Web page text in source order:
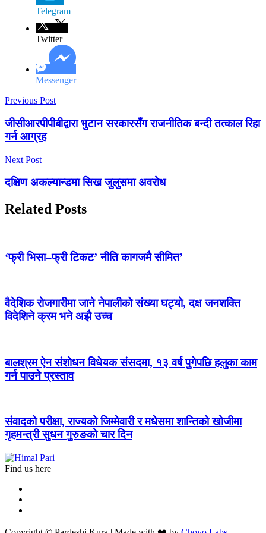
Telegram
Twitter
Messenger
Previous Post
जीसीआरपीपीबीद्वारा भुटान सरकारसँग राजनीतिक बन्दी तत्काल रिहा
गर्न आग्रह
Next Post
दक्षिण अकल्यान्डमा सिख जुलुसमा अवरोध
Related Posts
‘फ्री भिसा–फ्री टिकट’ नीति कागजमै सीमित’
वैदेशिक रोजगारीमा जाने नेपालीको संख्या घट्यो, दक्ष जनशक्ति
विदेशिने क्रम भने अझै उच्च
बालश्रम ऐन संशोधन विधेयक संसदमा, १३ वर्ष पुगेपछि हलुका काम
गर्न पाउने प्रस्ताव
संवादको परीक्षा, राज्यको जिम्मेवारी र मधेसमा शान्तिको खोजीमा
गृहमन्त्री सुधन गुरुङको चार दिन
Find us here